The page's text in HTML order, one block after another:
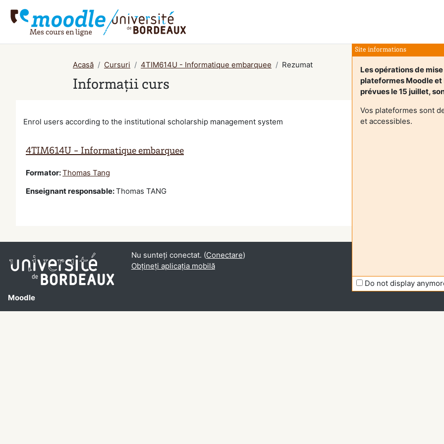
Site informations
Les opérations de
plateformes Moodle
prévues le 15 juillet,
Vos plateformes sont
et accessibles.
Do not display
Acasă Cursuri 4TIM614U - Informatique embarquee Rezumat
Informații curs
Enrol users according to the institutional scholarship management system
4TIM614U - Informatique embarquee
Formator:Thomas Tang
Enseignant responsable:Thomas TANG
Moodle
Nu sunteți conectat. (Conectare)
Obțineți aplicația mobilă